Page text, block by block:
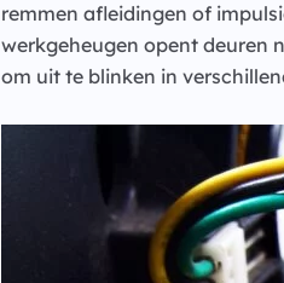
remmen afleidingen of
werkgeheugen opent deuren
om uit te blinken in